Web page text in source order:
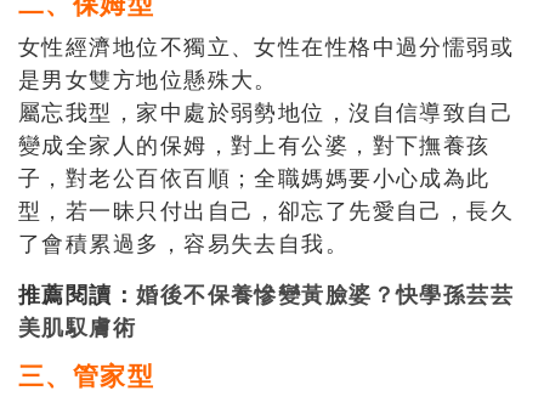
女性經濟地位不獨立、女性在性格中過分懦弱或
是男女雙方地位懸殊大。
屬忘我型，家中處於弱勢地位，沒自信導致自己
變成全家人的保姆，對上有公婆，對下撫養孩
子，對老公百依百順；全職媽媽要小心成為此
型，若一昧只付出自己，卻忘了先愛自己，長久
了會積累過多，容易失去自我。
推薦閱讀：婚後不保養慘變黃臉婆？快學孫芸芸
美肌馭膚術
三、管家型